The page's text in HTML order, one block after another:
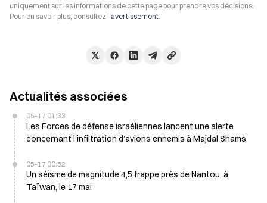
uniquement sur les informations de cette page pour prendre vos décisions.
Pour en savoir plus, consultez l’avertissement.
Actualités associées
05-17 01:33
Les Forces de défense israéliennes lancent une alerte
concernant l’infiltration d’avions ennemis à Majdal Shams
05-17 00:52
Un séisme de magnitude 4,5 frappe près de Nantou, à
Taïwan, le 17 mai